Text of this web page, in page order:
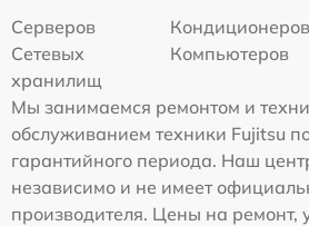
Серверов
Кондиционеров
Сетевых
хранилищ
Компьютеров
Мы занимаемся ремонтом и
обслуживанием техники Fujitsu
гарантийного периода. Наш
независимо и не имеет
производителя. Цены на ремонт,